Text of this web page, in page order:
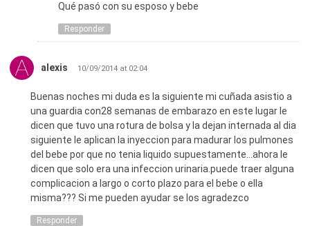
Qué pasó con su esposo y bebe
Responder
alexis 10/09/2014 at 02:04
Buenas noches mi duda es la siguiente mi cuñada asistio a
una guardia con28 semanas de embarazo en este lugar le
dicen que tuvo una rotura de bolsa y la dejan internada al dia
siguiente le aplican la inyeccion para madurar los pulmones
del bebe por que no tenia liquido supuestamente…ahora le
dicen que solo era una infeccion urinaria.puede traer alguna
complicacion a largo o corto plazo para el bebe o ella
misma??? Si me pueden ayudar se los agradezco
Responder